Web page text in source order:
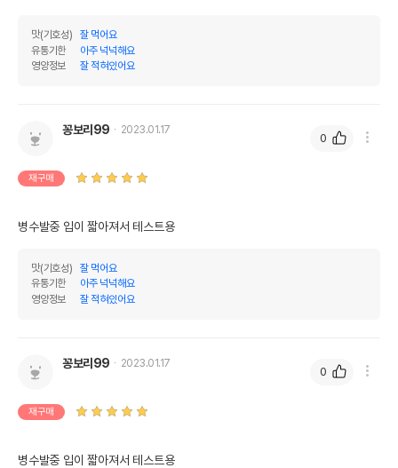
맛(기호성)
잘 먹어요
유통기한
아주 넉넉해요
영양정보
잘 적혀있어요
꽁보리99 2023.01.17
재구매
병수발중 입이 짧아져서 테스트용
맛(기호성)
잘 먹어요
유통기한
아주 넉넉해요
영양정보
잘 적혀있어요
0
꽁보리99 2023.01.17
재구매
병수발중 입이 짧아져서 테스트용
0